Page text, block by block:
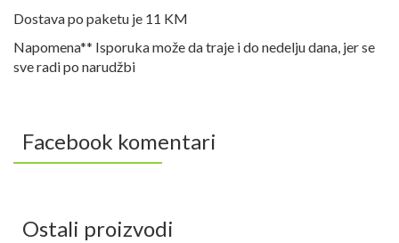
Dostava po paketu je 11 KM
Napomena** Isporuka može da traje i do nedelju dana, jer se
sve radi po narudžbi
Facebook komentari
Ostali proizvodi